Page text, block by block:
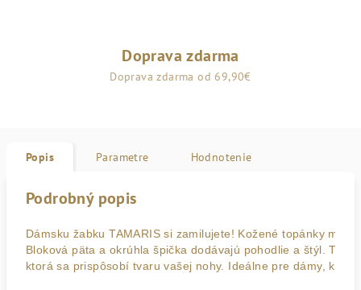
Doprava zdarma
Doprava zdarma od 69,90€
Popis Parametre Hodnotenie
Podrobný popis
Dámsku žabku TAMARIS si zamilujete! Kožené topánky majú
Bloková päta a okrúhla špička dodávajú pohodlie a štýl.
ktorá sa prispôsobí tvaru vašej nohy. Ideálne pre dámy,